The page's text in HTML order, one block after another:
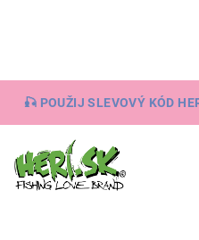
🎣 POUŽIJ SLEVOVÝ KÓD